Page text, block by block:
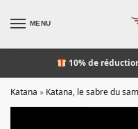
MENU
10% de
Katana » Katana, le sabre du